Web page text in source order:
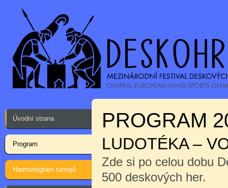
Úvodní strana
Program
Harmonogram turnajů
PROGRAM
LUDOTÉKA –
Zde si po celou dobu
500 deskových her.